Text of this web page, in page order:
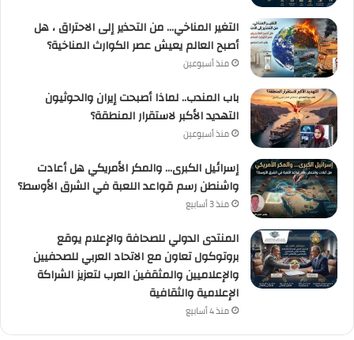
التغير المناخي… من التحذير إلى الاحتراق ، هل
أصبح العالم يعيش عصر الكوارث المناخية؟
منذ أسبوعين
باب المندب.. لماذا أصبحت إيران والحوثيون
التهديد الأكبر لاستقرار المنطقة؟
منذ أسبوعين
إسرائيل الكبرى… والمكر الأمريكي هل أعادت
واشنطن رسم قواعد اللعبة في الشرق الأوسط؟
منذ 3 أسابيع
المنتدى الدولي للصحافة والإعلام يوقع
بروتوكول تعاون مع الاتحاد العربي للصحفيين
والإعلاميين والمثقفين العرب لتعزيز الشراكة
الإعلامية والثقافية
منذ 4 أسابيع